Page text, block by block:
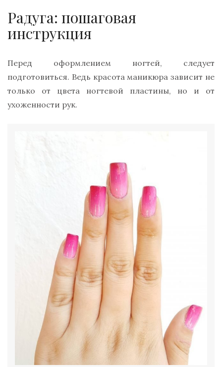
Радуга: пошаговая
инструкция
Перед оформлением ногтей, следует
подготовиться. Ведь красота маникюра зависит не
только от цвета ногтевой пластины, но и от
ухоженности рук.